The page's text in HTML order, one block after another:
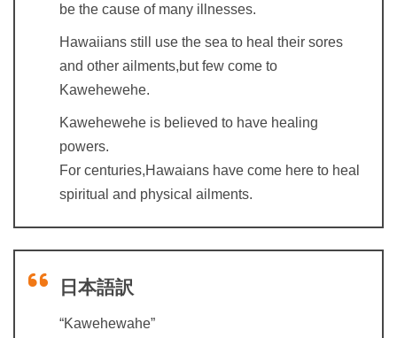
be the cause of many illnesses.
Hawaiians still use the sea to heal their sores
and other ailments,but few come to
Kawehewehe.
Kawehewehe is believed to have healing
powers.
For centuries,Hawaians have come here to heal
spiritual and physical ailments.
日本語訳
“Kawehewahe”